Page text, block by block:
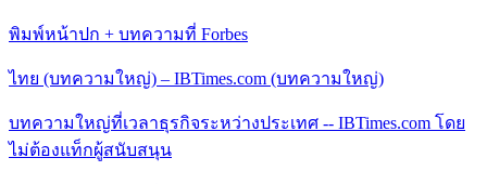
พิมพ์หน้าปก + บทความที่ Forbes
ไทย (บทความใหญ่) – IBTimes.com (บทความใหญ่)
บทความใหญ่ที่เวลาธุรกิจระหว่างประเทศ -- IBTimes.com โดย
ไม่ต้องแท็กผู้สนับสนุน